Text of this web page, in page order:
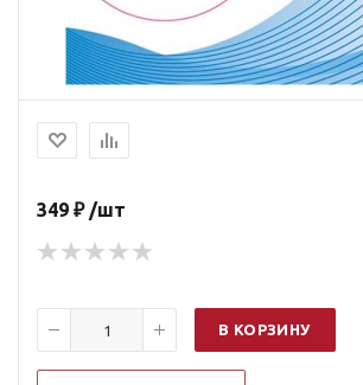
349 ₽ /шт
В КОРЗИНУ